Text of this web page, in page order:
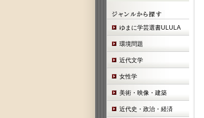
ゆまに学芸選書ULULA
環境問題
近代文学
女性学
美術・映像・建築
近代史・政治・経済